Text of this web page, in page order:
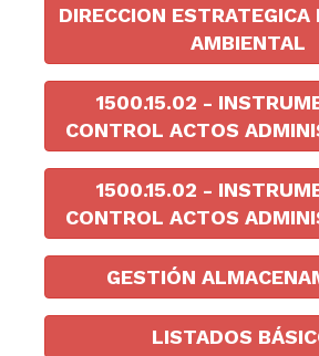
DIRECCION ESTRATEGICA
AMBIENTAL
1500.15.02 -
CONTROL ACTOS
1500.15.02 -
CONTROL ACTOS
GESTIÓN
LISTADOS